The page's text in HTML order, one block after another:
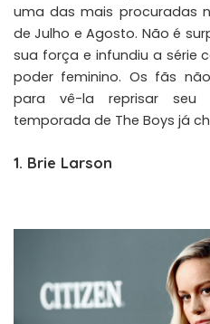
uma das mais procuradas
de Julho e Agosto. Não é
sua força e infundiu a série
poder feminino. Os fãs
para vê-la reprisar seu
temporada de The Boys já
1. Brie Larson